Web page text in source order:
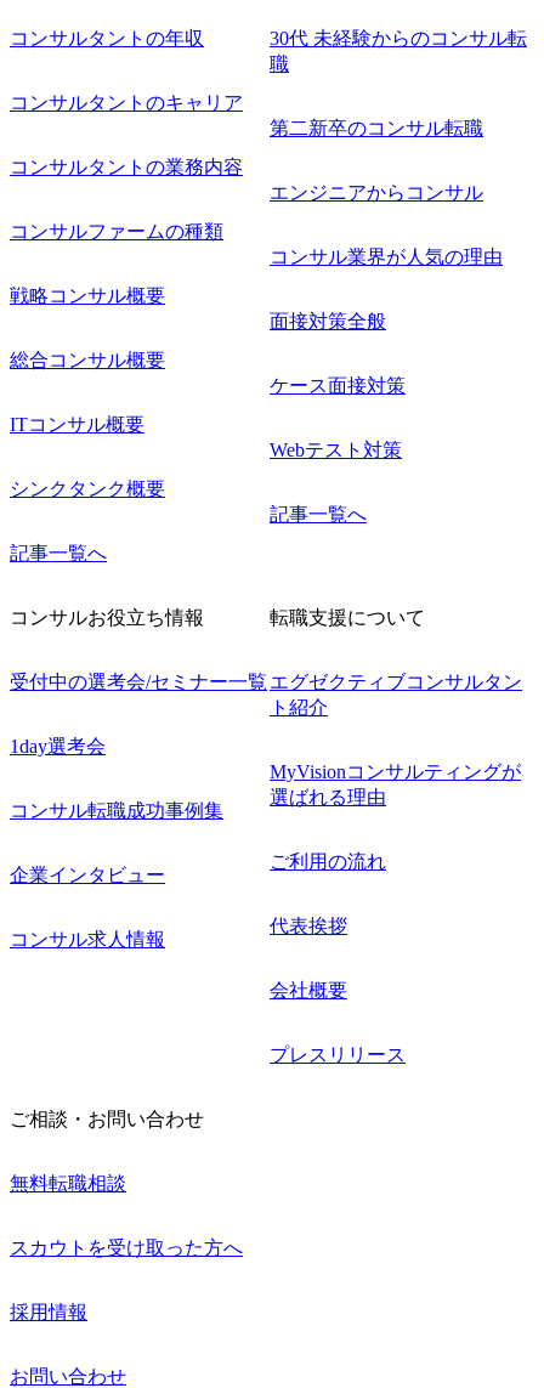
コンサルタントの年収
コンサルタントのキャリア
コンサルタントの業務内容
コンサルファームの種類
戦略コンサル概要
総合コンサル概要
ITコンサル概要
シンクタンク概要
記事一覧へ
30代 未経験からのコンサル転
職
第二新卒のコンサル転職
エンジニアからコンサル
コンサル業界が人気の理由
面接対策全般
ケース面接対策
Webテスト対策
記事一覧へ
コンサルお役立ち情報
受付中の選考会/セミナー一覧
1day選考会
コンサル転職成功事例集
企業インタビュー
コンサル求人情報
転職支援について
エグゼクティブコンサルタン
ト紹介
MyVisionコンサルティングが
選ばれる理由
ご利用の流れ
代表挨拶
会社概要
プレスリリース
ご相談・お問い合わせ
無料転職相談
スカウトを受け取った方へ
採用情報
お問い合わせ